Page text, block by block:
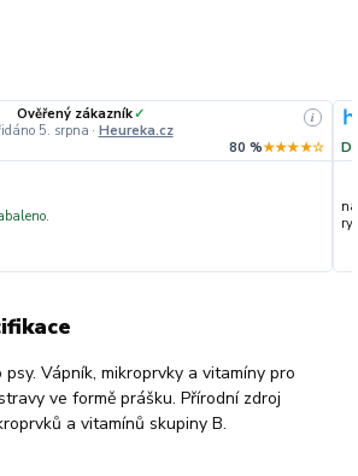
Ověřený zákazník✓
5. srpna · Heureka.cz
i
80 %★★★★☆
Vápník, mikroprvky a vitamíny pro
ve formě prášku. Přírodní zdroj
a vitamínů skupiny B.